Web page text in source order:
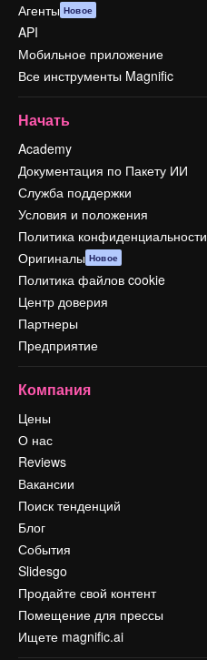
Агенты Новое
API
Мобильное приложение
Все инструменты Magnific
Начать
Academy
Документация по Пакету ИИ
Служба поддержки
Условия и положения
Политика конфиденциальности
Оригиналы Новое
Политика файлов cookie
Центр доверия
Партнеры
Предприятие
Компания
Цены
О нас
Reviews
Вакансии
Поиск тенденций
Блог
События
Slidesgo
Продайте свой контент
Помещение для прессы
Ищете magnific.ai